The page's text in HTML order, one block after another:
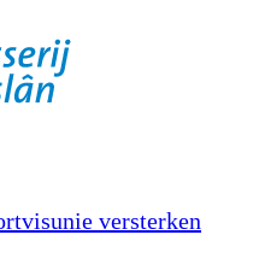
versterken